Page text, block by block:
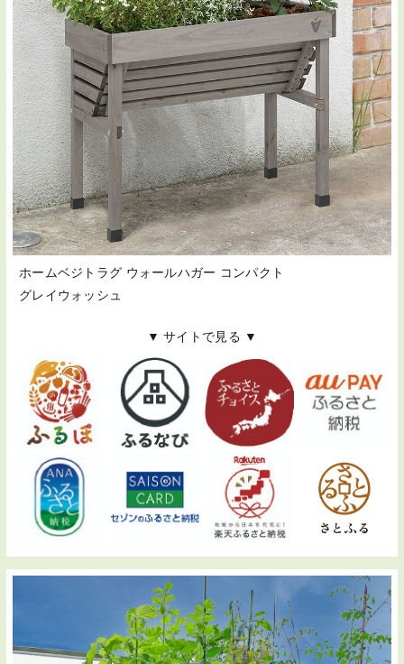
ホームベジトラグ ウォールハガー コンパクト
グレイウォッシュ
▼ サイトで見る ▼